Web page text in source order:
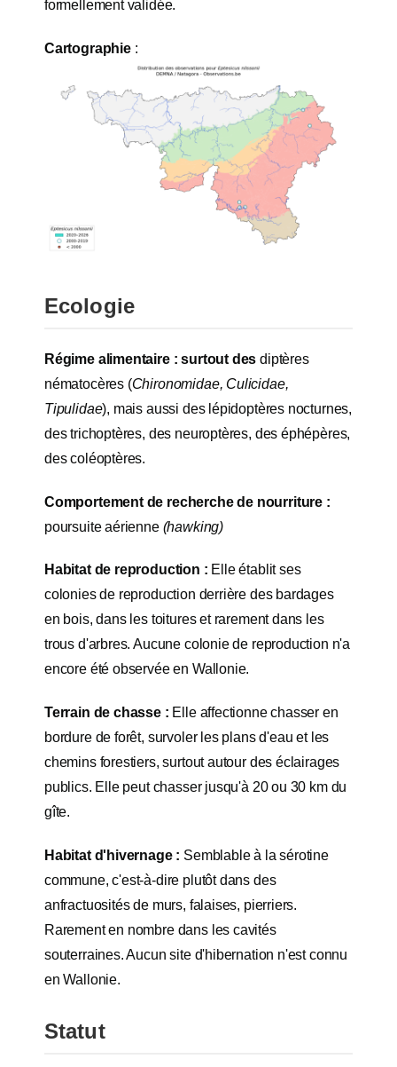
formellement validée.
Cartographie:
Ecologie
Régime alimentaire : surtout desdiptères
nématocères (Chironomidae, Culicidae,
Tipulidae), mais aussi des lépidoptères nocturnes,
des trichoptères, des neuroptères, des éphépères,
des coléoptères.
Comportement de recherche de nourriture :
poursuite aérienne (hawking)
Habitat de reproduction : Elle établit ses
colonies de reproduction derrière des bardages
en bois, dans les toitures et rarement dans les
trous d'arbres. Aucune colonie de reproduction n'a
encore été observée en Wallonie.
Terrain de chasse : Elle affectionne chasser en
bordure de forêt, survoler les plans d'eau et les
chemins forestiers, surtout autour des éclairages
publics. Elle peut chasser jusqu'à 20 ou 30 km du
gîte.
Habitat d'hivernage : Semblable à la sérotine
commune, c'est-à-dire plutôt dans des
anfractuosités de murs, falaises, pierriers.
Rarement en nombre dans les cavités
souterraines. Aucun site d'hibernation n'est connu
en Wallonie.
Statut